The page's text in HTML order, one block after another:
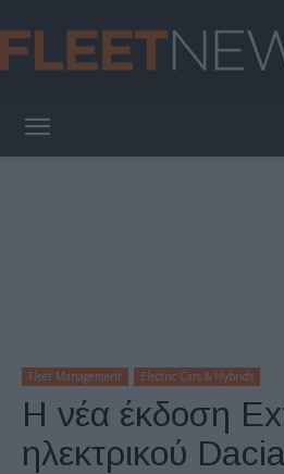
Fleet Management Electric Cars & Hybrids
Η νέα έκδοση
ηλεκτρικού